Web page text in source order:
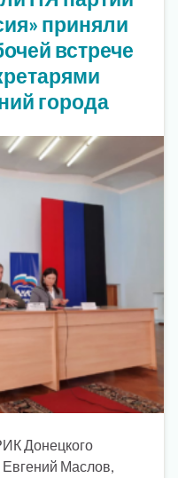
приняли
встрече
города
Донецкого
Евгений Маслов,